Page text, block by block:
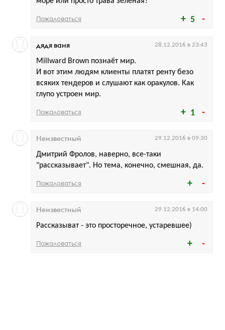
5
Пожаловаться
1
Millward Brown познаёт мир.
И вот этим людям клиенты платят ренту безо
всяких тендеров и слушают как оракулов. Как
глупо устроен мир.
дядя ваня 28.12.2016 в 23:43
Пожаловаться
Дмитрий Фролов, наверно, все-таки
"рассказывает". Но тема, конечно, смешная, да.
Неизвестный 29.12.2016 в 09:30
Пожаловаться
Рассказыват - это просторечное, устаревшее)
Неизвестный 29.12.2016 в 14:00
Пожаловаться